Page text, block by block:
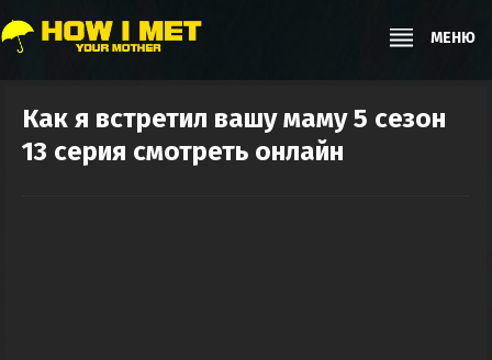
МЕНЮ
Как я встретил вашу маму 5 сезон
13 серия смотреть онлайн